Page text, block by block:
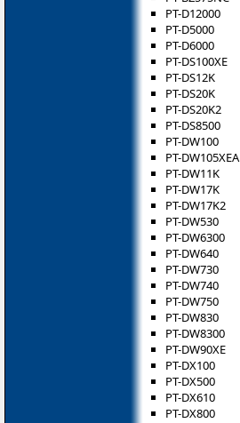
PT-D12000
PT-D5000
PT-D6000
PT-DS100XE
PT-DS12K
PT-DS20K
PT-DS20K2
PT-DS8500
PT-DW100
PT-DW105XEA
PT-DW11K
PT-DW17K
PT-DW17K2
PT-DW530
PT-DW6300
PT-DW640
PT-DW730
PT-DW740
PT-DW750
PT-DW830
PT-DW8300
PT-DW90XE
PT-DX100
PT-DX500
PT-DX610
PT-DX800